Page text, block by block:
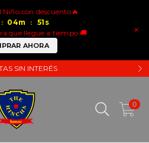
×
Niño con descuento🔥
: 04m : 51 s
que llegue a tiempo 🚚
AHORA
SIN INTERÉS
0